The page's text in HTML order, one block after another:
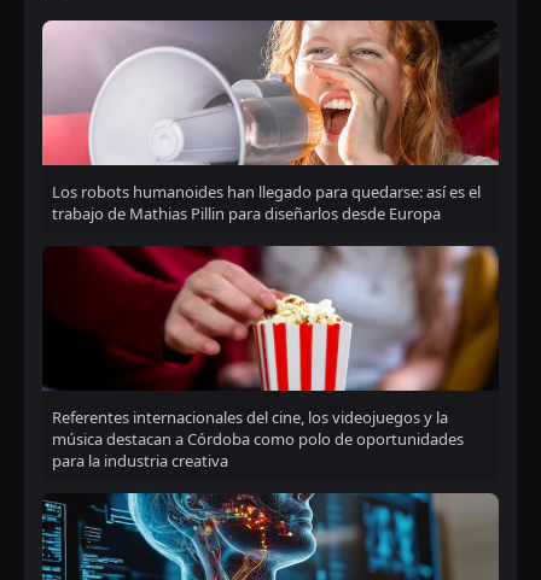
Los robots humanoides han llegado para quedarse: así es el
trabajo de Mathias Pillin para diseñarlos desde Europa
Referentes internacionales del cine, los videojuegos y la
música destacan a Córdoba como polo de oportunidades
para la industria creativa